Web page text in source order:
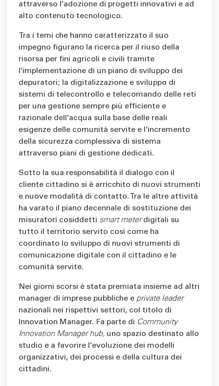
attraverso l’adozione di progetti innovativi e ad
alto contenuto tecnologico.
Tra i temi che hanno caratterizzato il suo
impegno figurano la ricerca per il riuso della
risorsa per fini agricoli e civili tramite
l’implementazione di un piano di sviluppo dei
depuratori; la digitalizzazione e sviluppo di
sistemi di telecontrollo e telecomando delle reti
per una gestione sempre più efficiente e
razionale dell’acqua sulla base delle reali
esigenze delle comunità servite e l’incremento
della sicurezza complessiva di sistema
attraverso piani di gestione dedicati.
Sotto la sua responsabilità il dialogo con il
cliente cittadino si è arricchito di nuovi strumenti
e nuove modalità di contatto. Tra le altre attività
ha varato il piano decennale di sostituzione dei
misuratori cosiddetti smart meterdigitali su
tutto il territorio servito così come ha
coordinato lo sviluppo di nuovi strumenti di
comunicazione digitale con il cittadino e le
comunità servite.
Nei giorni scorsi è stata premiata insieme ad altri
manager di imprese pubbliche e private leader
nazionali nei rispettivi settori, col titolo di
Innovation Manager. Fa parte di Community
Innovation Manager hub, uno spazio destinato allo
studio e a favorire l’evoluzione dei modelli
organizzativi, dei processi e della cultura dei
cittadini.